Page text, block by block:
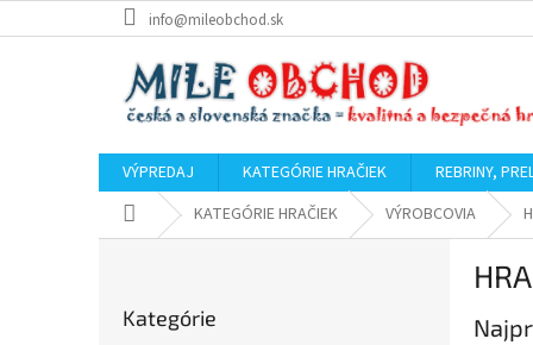
na
info@mileobchod.sk
VÝPREDAJ KATEGÓRIE HRAČIEK REBRINY,
DomovKATEGÓRIE HRAČIEK VÝROBCOVIA
kategórie
Kategórie